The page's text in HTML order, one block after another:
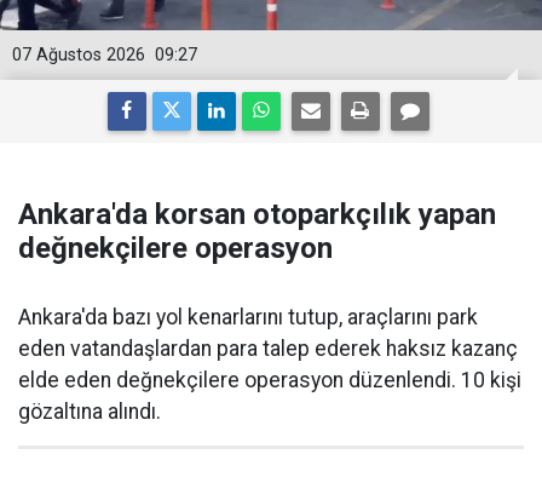
09:27
07 Ağustos 2026
Ankara'da korsan otoparkçılık yapan
değnekçilere operasyon
Ankara'da bazı yol kenarlarını tutup, araçlarını park
eden vatandaşlardan para talep ederek haksız kazanç
elde eden değnekçilere operasyon düzenlendi. 10 kişi
gözaltına alındı.